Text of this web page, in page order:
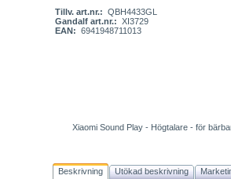
Tillv. art.nr.: QBH4433GL
Gandalf art.nr.: XI3729
EAN: 6941948711013
Xiaomi Sound Play - Högtalare - för
Beskrivning Utökad beskrivning